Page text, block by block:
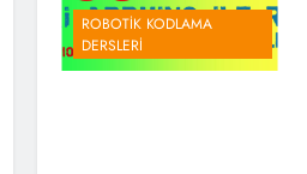
ROBOTIK KODLAMA
DERSLERI